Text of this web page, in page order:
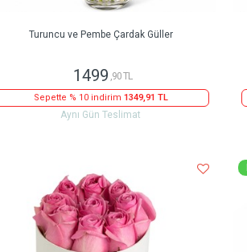
Turuncu ve Pembe Çardak Güller
1499 ,90 TL
Sepette % 10 indirim 1349,91 TL
Aynı Gün Teslimat